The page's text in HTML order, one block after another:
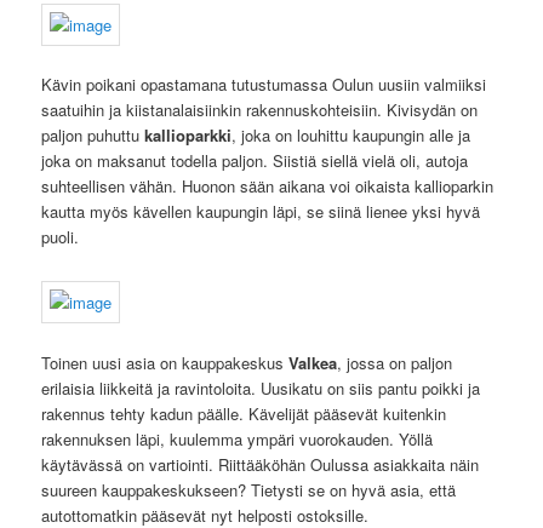
Kävin poikani opastamana tutustumassa Oulun uusiin valmiiksi
saatuihin ja kiistanalaisiinkin rakennuskohteisiin. Kivisydän on
paljon puhuttukallioparkki, joka on louhittu kaupungin alle ja
joka on maksanut todella paljon. Siistiä siellä vielä oli, autoja
suhteellisen vähän. Huonon sään aikana voi oikaista kallioparkin
kautta myös kävellen kaupungin läpi, se siinä lienee yksi hyvä
puoli.
Toinen uusi asia on kauppakeskusValkea, jossa on paljon
erilaisia liikkeitä ja ravintoloita. Uusikatu on siis pantu poikki ja
rakennus tehty kadun päälle. Kävelijät pääsevät kuitenkin
rakennuksen läpi, kuulemma ympäri vuorokauden. Yöllä
käytävässä on vartiointi. Riittääköhän Oulussa asiakkaita näin
suureen kauppakeskukseen? Tietysti se on hyvä asia, että
autottomatkin pääsevät nyt helposti ostoksille.